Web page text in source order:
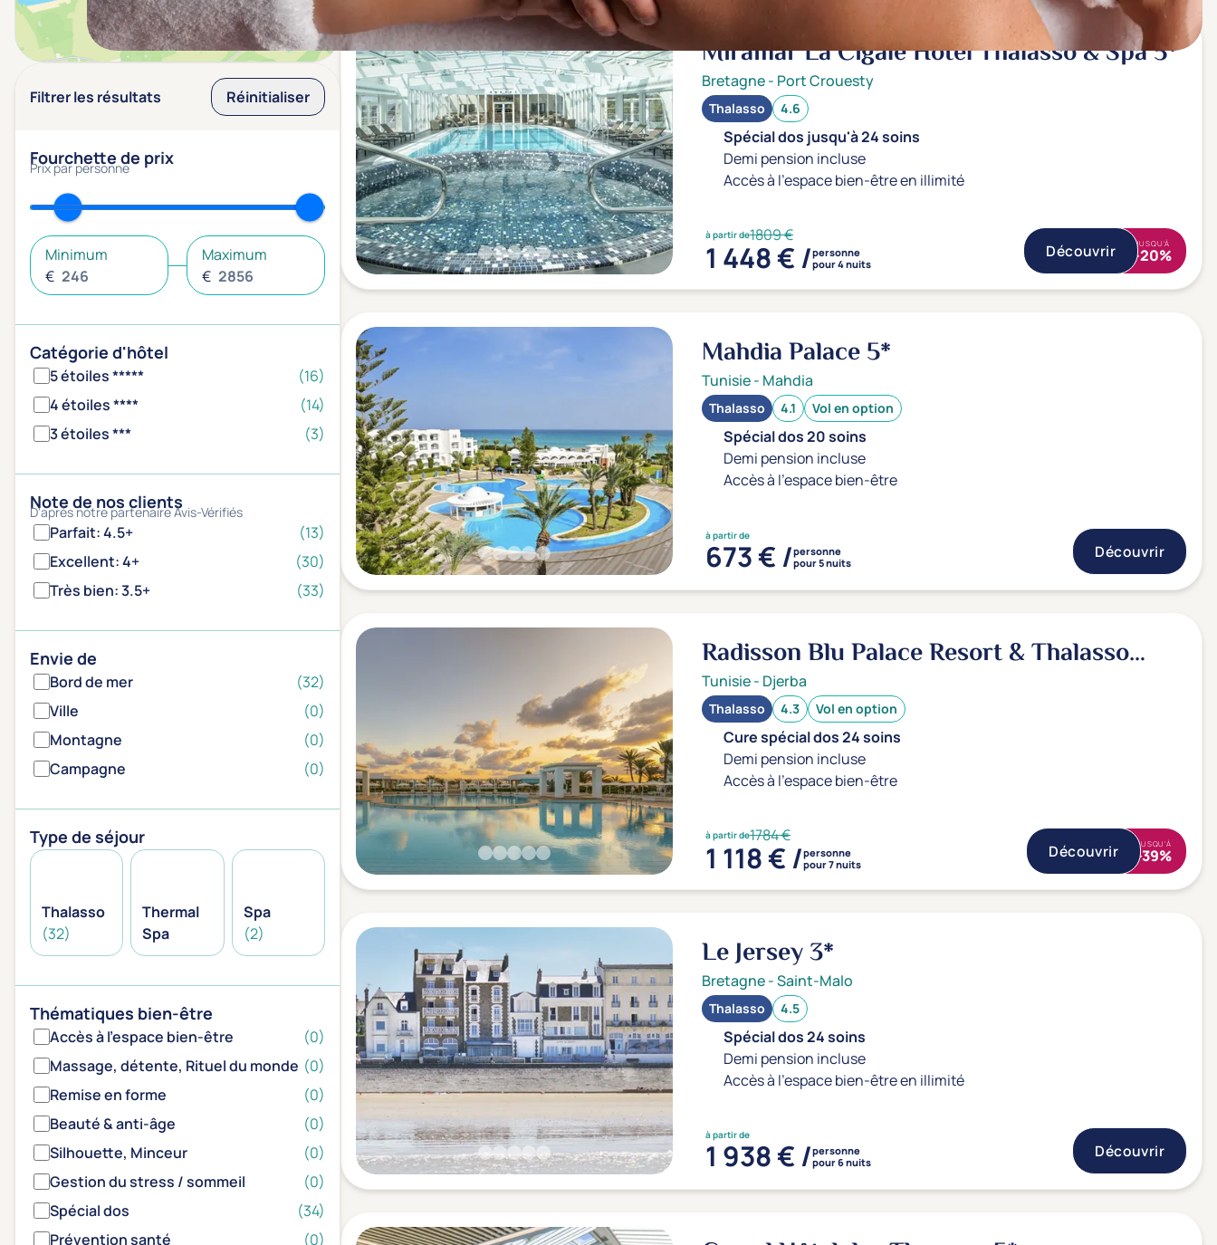
Voir sur la carte
Filtrer les résultats Réinitialiser
Fourchette de prix
Prix par personne
Minimum
€
Maximum
€
Catégorie d'hôtel
5 étoiles *****
(16)
4 étoiles ****
(14)
3 étoiles ***
(3)
Note de nos clients
D'après notre partenaire Avis-Vérifiés
Parfait: 4.5+
(13)
Excellent: 4+
(30)
Très bien: 3.5+
(33)
Envie de
Bord de mer
(32)
Ville
(0)
Montagne
(0)
Campagne
(0)
Type de séjour
Thalasso
(32)
Thermal
Spa
Spa
(2)
Thématiques bien-être
Accès à l'espace bien-être
(0)
Massage, détente, Rituel du monde (0)
Remise en forme
(0)
Beauté & anti-âge
(0)
Silhouette, Minceur
(0)
Gestion du stress / sommeil
(0)
Spécial dos
(34)
Prévention santé
(0)
Miramar La Cigale Hôtel Thalasso & Spa5*
Bretagne- Port Crouesty
Thalasso 4.6
Spécial dos jusqu'à 24 soins
Demi pension incluse
Accès à l'espace bien-être en illimité
à partir de1809 €
1 448 € /personne
pour 4 nuits
Découvrir JUSQU'À
-20%
Mahdia Palace5*
Tunisie- Mahdia
Thalasso 4.1 Vol en option
Spécial dos 20 soins
Demi pension incluse
Accès à l'espace bien-être
à partir de
673 € /personne
pour 5 nuits
Découvrir
Radisson Blu Palace Resort & Thalasso
Djerba5*
Tunisie- Djerba
Thalasso 4.3 Vol en option
Cure spécial dos 24 soins
Demi pension incluse
Accès à l'espace bien-être
à partir de1784 €
1 118 € /personne
pour 7 nuits
Découvrir JUSQU'À
-39%
Le Jersey3*
Bretagne-Saint-Malo
Thalasso 4.5
Spécial dos 24 soins
Demi pension incluse
Accès à l'espace bien-être en illimité
à partir de
1 938 € /personne
pour 6 nuits
Découvrir